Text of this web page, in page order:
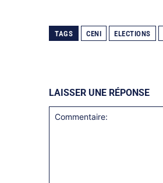
TAGS CENI ELECTIONS
LAISSER UNE RÉPONSE